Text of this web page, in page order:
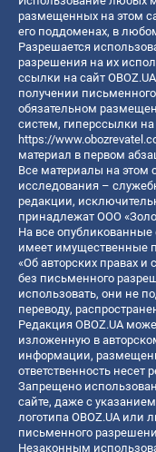
размещенных на этом
его поддоменах, в
Разрешается
разрешения на их
ссылки на сайт
получении
обязательном
систем, гиперссылки
https://
материал в первом
Все материалы на этом
исследования –
редакции,
принадлежат ООО
На все
имеет имущественные
«Об авторских правах
без письменного
использовать, они не
переводу,
Редакция OBOZ.UA
изложенную в
информации,
ответственность несет
Запрещено
сайте, даже с
логотипа OBOZ.UA или
письменного
Незаконным